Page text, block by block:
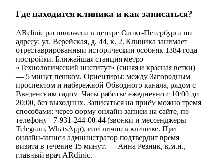
Где находится клиника и как записаться?
ARclinic расположена в центре Санкт-Петербурга по
адресу: ул. Верейская, д. 44, к. 2. Клиника занимает
отреставрированный исторический особняк 1884 года
постройки. Ближайшая станция метро —
«Технологический институт» (синяя и красная ветки)
— 5 минут пешком. Ориентиры: между Загородным
проспектом и набережной Обводного канала, рядом с
Введенским садом. Часы работы: ежедневно с 10:00 до
20:00, без выходных. Записаться на приём можно тремя
способами: через форму онлайн-записи на сайте, по
телефону +7-931-244-00-44 (звонки и мессенджеры
Telegram, WhatsApp), или лично в клинике. При
онлайн-записи администратор подтвердит время
визита в течение 15 минут. — Анна Резник, к.м.н.,
главный врач ARclinic.